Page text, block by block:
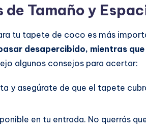
Tamaño y
tu tapete de coco es más
desapercibido, mientras
algunos consejos para acertar:
y asegúrate de que el tapete
en tu entrada. No querrás